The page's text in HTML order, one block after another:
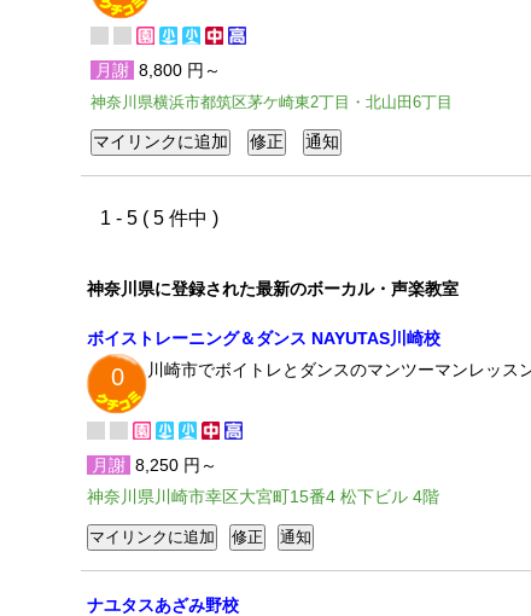
月謝 8,800 円～
神奈川県横浜市都筑区茅ケ崎東2丁目・北山田6丁目
1 - 5 ( 5 件中 )
神奈川県に登録された最新のボーカル・声楽教室
ボイストレーニング＆ダンス NAYUTAS川崎校
0 川崎市でボイトレとダンスのマンツーマンレッス
月謝 8,250 円～
神奈川県川崎市幸区大宮町15番4 松下ビル 4階
ナユタスあざみ野校